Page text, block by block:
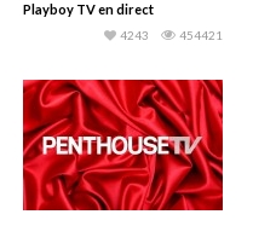
Playboy TV en direct
454421
4243